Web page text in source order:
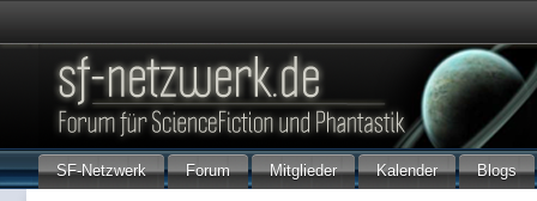
SF-Netzwerk Forum Mitglieder Kalender Blogs